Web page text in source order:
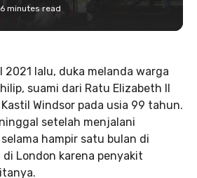
6 minutes read
2021 lalu, duka melanda warga
suami dari Ratu Elizabeth II
Windsor pada usia 99 tahun.
setelah menjalani
hampir satu bulan di
London karena penyakit